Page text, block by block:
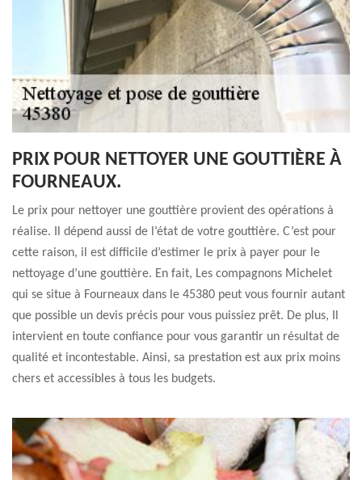
PRIX POUR NETTOYER UNE GOUTTIÈRE À
FOURNEAUX.
Le prix pour nettoyer une gouttière provient des opérations à
réalise. Il dépend aussi de l’état de votre gouttière. C’est pour
cette raison, il est difficile d’estimer le prix à payer pour le
nettoyage d’une gouttière. En fait, Les compagnons Michelet
qui se situe à Fourneaux dans le 45380 peut vous fournir autant
que possible un devis précis pour vous puissiez prêt. De plus, Il
intervient en toute confiance pour vous garantir un résultat de
qualité et incontestable. Ainsi, sa prestation est aux prix moins
chers et accessibles à tous les budgets.